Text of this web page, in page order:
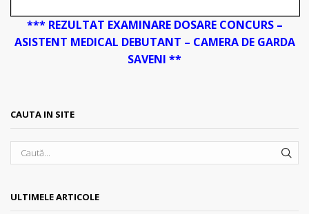
*** REZULTAT EXAMINARE DOSARE CONCURS –
ASISTENT MEDICAL DEBUTANT – CAMERA DE GARDA
SAVENI **
CAUTA IN SITE
ULTIMELE ARTICOLE